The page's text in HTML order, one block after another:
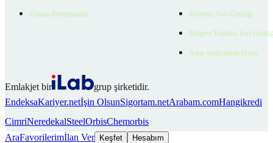
Uzman Danışmanlar Ziyaretçi Veri Gizliliği
Müşteri Yetkilisi Veri
Aday Aydınlatma Metni
Emlakjet bir
grup şirketidir.
EndeksaKariyer.netİşin OlsunSigortam.netArabam.comHangikredi
CimriNeredekalSteelOrbisChemorbis
AraFavorilerimİlan Ver Keşfet Hesabım